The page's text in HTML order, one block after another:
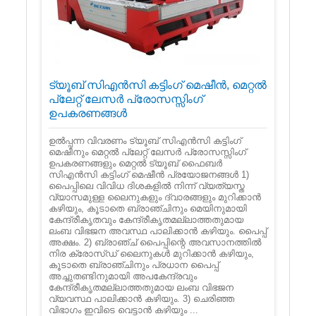
ട്യൂബ് സി‌എൻ‌സി കട്ടിംഗ് മെഷീൻ, മെറ്റൽ
പ്ലേറ്റ് ലേസർ പ്രോസസ്സിംഗ്
ഉപകരണങ്ങൾ
ഉൽ‌പ്പന്ന വിവരണം ട്യൂബ് സി‌എൻ‌സി കട്ടിംഗ്
മെഷീനും മെറ്റൽ പ്ലേറ്റ് ലേസർ പ്രോസസ്സിംഗ്
ഉപകരണങ്ങളും മെറ്റൽ ട്യൂബ് ഫൈബർ
സി‌എൻ‌സി കട്ടിംഗ് മെഷീൻ പ്രയോജനങ്ങൾ 1)
പൈപ്പിലെ വിവിധ ദിശകളിൽ നിന്ന് വ്യത്യസ്ത
വ്യാസമുള്ള ലൈനുകളും ദ്വാരങ്ങളും മുറിക്കാൻ
കഴിയും, കൂടാതെ ബ്രാഞ്ചിനും മെയിനുമായി
കേന്ദ്രീകൃതവും കേന്ദ്രീകൃതമല്ലാത്തതുമായ
ലംബ വിഭജന അവസ്ഥ പാലിക്കാൻ കഴിയും. പൈപ്പ്
അക്ഷം. 2) ബ്രാഞ്ച് പൈപ്പിന്റെ അവസാനത്തിൽ
നിര ക്രോസ്ഡ് ലൈനുകൾ മുറിക്കാൻ കഴിയും,
കൂടാതെ ബ്രാഞ്ചിനും പ്രധാന പൈപ്പ്
അച്ചുതണ്ടിനുമായി അപകേന്ദ്രവും
കേന്ദ്രീകൃതമല്ലാത്തതുമായ ലംബ വിഭജന
വ്യവസ്ഥ പാലിക്കാൻ കഴിയും. 3) ചെരിഞ്ഞ
വിഭാഗം ഇവിടെ വെട്ടാൻ കഴിയും ...